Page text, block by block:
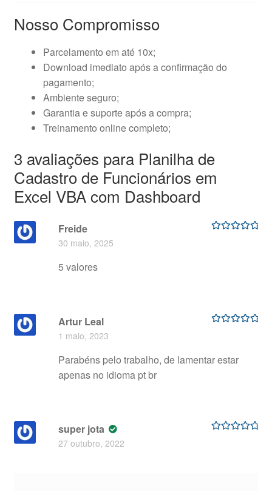
Nosso Compromisso
Parcelamento em até 10x;
Download imediato após a confirmação do
pagamento;
Ambiente seguro;
Garantia e suporte após a compra;
Treinamento online completo;
3 avaliações para Planilha de
Cadastro de Funcionários em
Excel VBA com Dashboard
Freide
30 maio, 2025
5 valores
Artur Leal
1 maio, 2023
Parabéns pelo trabalho, de lamentar estar
apenas no idioma pt br
super jota
27 outubro, 2022